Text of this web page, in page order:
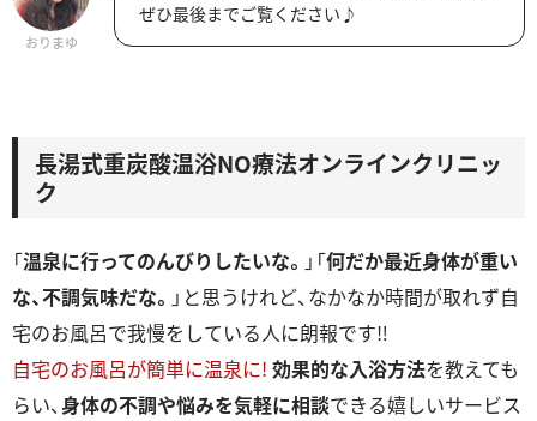
おりまゆ
ぜひ最後までご覧ください♪
長湯式重炭酸温浴NO療法オンラインクリニッ
ク
「温泉に行ってのんびりしたいな。 」「何だか最近身体が重い
な、不調気味だな。 」と思うけれど、なかなか時間が取れず自
宅のお風呂で我慢をしている人に朗報です‼
自宅のお風呂が簡単に温泉に! 効果的な入浴方法を教えても
らい、 身体の不調や悩みを気軽に相談できる嬉しいサービス